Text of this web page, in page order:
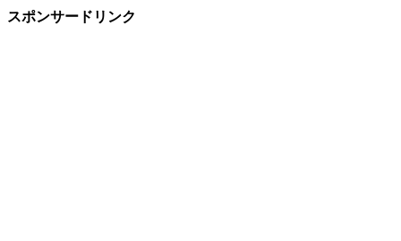
スポンサードリンク